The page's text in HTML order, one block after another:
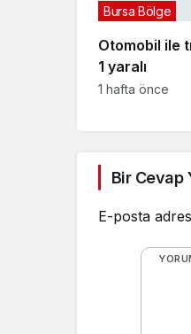
Otomobil ile
1 yaralı
Bursa Bölge
1 hafta önce
Bir Cevap
E-posta